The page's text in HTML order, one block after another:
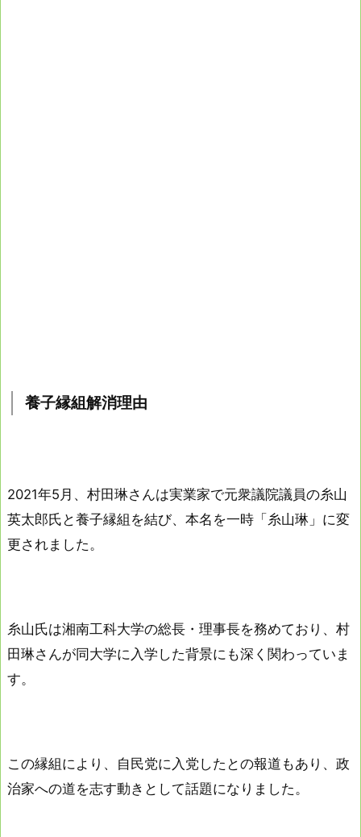
養子縁組解消理由
2021年5月、村田琳さんは実業家で元衆議院議員の糸山
英太郎氏と養子縁組を結び、本名を一時「糸山琳」に変
更されました。
糸山氏は湘南工科大学の総長・理事長を務めており、村
田琳さんが同大学に入学した背景にも深く関わっていま
す。
この縁組により、自民党に入党したとの報道もあり、政
治家への道を志す動きとして話題になりました。